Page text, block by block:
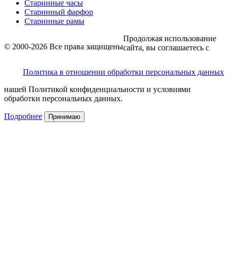
Старинные часы
Старинный фарфор
Старинные рамы
© 2000-2026 Все права защищены
Политика в отношении обработки персональных данных
Продолжая использование
сайта, вы соглашаетесь с
нашей Политикой конфиденциальности и условиями
обработки персональных данных.
Подробнее Принимаю